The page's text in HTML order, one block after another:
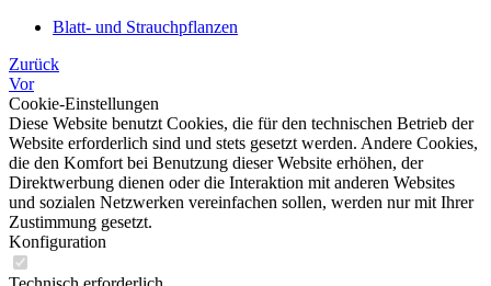
Blatt- und Strauchpflanzen
Zurück
Vor
Cookie-Einstellungen
Diese Website benutzt Cookies, die für den technischen Betrieb der
Website erforderlich sind und stets gesetzt werden. Andere Cookies,
die den Komfort bei Benutzung dieser Website erhöhen, der
Direktwerbung dienen oder die Interaktion mit anderen Websites
und sozialen Netzwerken vereinfachen sollen, werden nur mit Ihrer
Zustimmung gesetzt.
Konfiguration